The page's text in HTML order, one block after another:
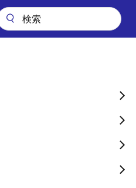
ぐに開発できる！Ubiquitous RTOS
用してIoT
発できる！
IoT
介